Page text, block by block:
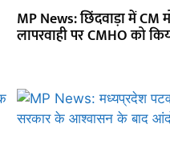
MP News: छिंदवाड़ा में CM
लापरवाही पर CMHO को